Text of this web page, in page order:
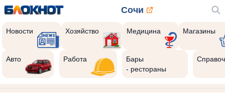
Сочи
Новости Хозяйство Медицина Магазины
Авто Работа
Бары
- рестораны